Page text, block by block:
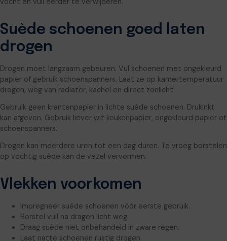
Suède schoenen goed laten
drogen
Drogen moet langzaam gebeuren. Vul schoenen met ongekleurd
papier of gebruik schoenspanners. Laat ze op kamertemperatuur
drogen, weg van radiator, kachel en direct zonlicht.
Gebruik geen krantenpapier in lichte suède schoenen. Drukinkt
kan afgeven. Gebruik liever wit keukenpapier, ongekleurd papier of
schoenspanners.
Drogen kan meerdere uren tot een dag duren. Te vroeg borstelen
op vochtig suède kan de vezel vervormen.
Vlekken voorkomen
Impregneer suède schoenen vóór eerste gebruik.
Borstel vuil na dragen licht weg.
Draag suède niet onbehandeld in zware regen.
Laat natte schoenen rustig drogen.